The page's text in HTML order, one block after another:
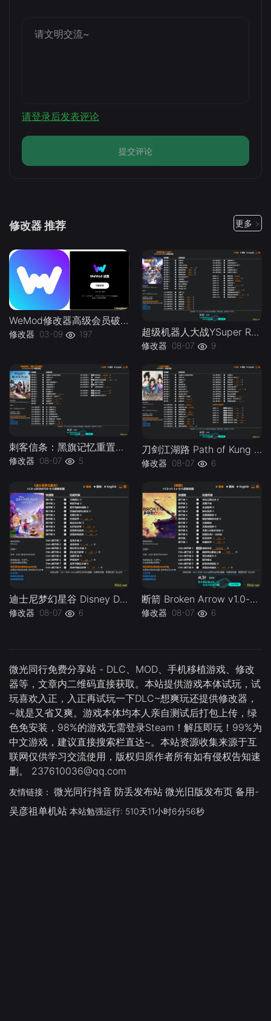
请登录后发表评论
提交评论
修改器 推荐 更多 >
WeMod修改器高级会员破解版.综合类修改器软件解锁版-
修改器 03-09 197 超级机器人大战YSuper Robot Wars Y v1.0-v1.2 Plus 37 Trainer-单机修改器下载-仅支持迅雷（部分修改器仅支持本站游戏本体
修改器 08-07 9
刺客信条：黑旗记忆重置Assassins Creed Black Flag Resynced v1.0-v1.0.x Plus 30 Trainer-单机修改器下载-仅支持迅雷（部分修改器仅支持本站游戏本体
修改器 08-07 5
刀剑江湖路 Path of Kung Fu v1.0 Plus 41 Trainer-单机修改器下载-仅支持迅雷（部分修改器仅支持本站游戏本体
修改器 08-07 6
迪士尼梦幻星谷 Disney Dreamlight Valley v1.0-v20260729 Plus 18 Trainer.-单机修改器下载-仅支持迅雷（部分修改器仅支持本站游戏本体
修改器 08-07 6
断箭 Broken Arrow v1.0-v1.1.x Plus 18 Trainer-单机修改器下载-仅支持迅雷（部分修改器仅支持本站游戏本体
修改器 08-07 6
微光同行免费分享站 - DLC、MOD、手机移植游戏、修改
器等，文章内二维码直接获取。本站提供游戏本体试玩，试
玩喜欢入正，入正再试玩一下DLC~想爽玩还提供修改器，
~就是又省又爽。游戏本体均本人亲自测试后打包上传，绿
色免安装，98%的游戏无需登录Steam！解压即玩！99%为
中文游戏，建议直接搜索栏直达~。本站资源收集来源于互
联网仅供学习交流使用，版权归原作者所有如有侵权告知速
删。 237610036@qq.com
友情链接： 微光同行抖音 防丢发布站 微光旧版发布页 备用-
吴彦祖单机站 本站勉强运行: 510天11小时6分56秒